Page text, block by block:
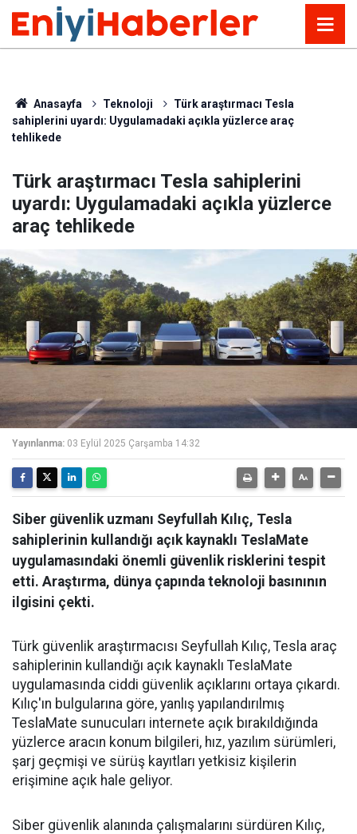
Anasayfa Teknoloji
Türk araştırmacı Tesla
sahiplerini uyardı: Uygulamadaki açıkla yüzlerce araç
tehlikede
Türk araştırmacı Tesla sahiplerini
uyardı: Uygulamadaki açıkla yüzlerce
araç tehlikede
Yayınlanma: 03 Eylül 2025 Çarşamba 14:32
Siber güvenlik uzmanı Seyfullah Kılıç, Tesla
sahiplerinin kullandığı açık kaynaklı TeslaMate
uygulamasındaki önemli güvenlik risklerini tespit
etti. Araştırma, dünya çapında teknoloji basınının
ilgisini çekti.
Türk güvenlik araştırmacısı Seyfullah Kılıç, Tesla araç
sahiplerinin kullandığı açık kaynaklı TeslaMate
uygulamasında ciddi güvenlik açıklarını ortaya çıkardı.
Kılıç'ın bulgularına göre, yanlış yapılandırılmış
TeslaMate sunucuları internete açık bırakıldığında
yüzlerce aracın konum bilgileri, hız, yazılım sürümleri,
şarj geçmişi ve sürüş kayıtları yetkisiz kişilerin
erişimine açık hale geliyor.
Siber güvenlik alanında çalışmalarını sürdüren Kılıç,